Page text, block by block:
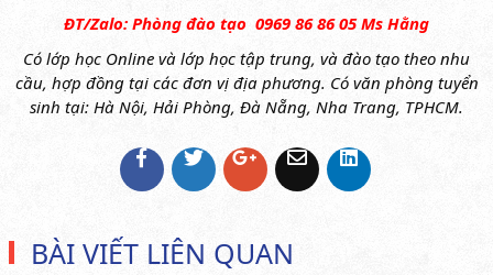
ĐT/Zalo: Phòng đào tạo 0969 86 86 05 Ms Hằng
Có lớp học Online và lớp học tập trung, và đào tạo theo nhu
cầu, hợp đồng tại các đơn vị địa phương. Có văn phòng tuyển
sinh tại: Hà Nội, Hải Phòng, Đà Nẵng, Nha Trang, TPHCM.
BÀI VIẾT LIÊN QUAN